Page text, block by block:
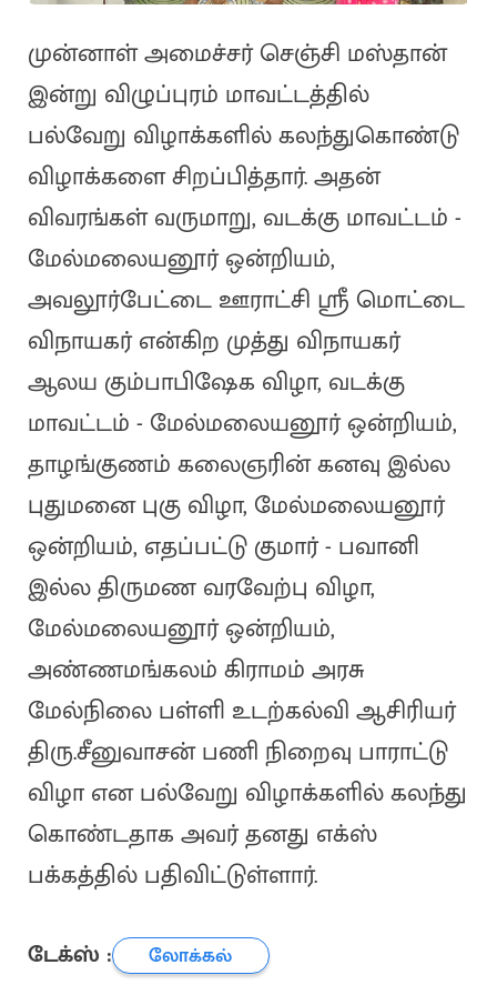
முன்னாள் அமைச்சர் செஞ்சி மஸ்தான்
இன்று விழுப்புரம் மாவட்டத்தில்
பல்வேறு விழாக்களில் கலந்துகொண்டு
விழாக்களை சிறப்பித்தார். அதன்
விவரங்கள் வருமாறு, வடக்கு மாவட்டம் -
மேல்மலையனூர் ஒன்றியம்,
அவலூர்பேட்டை ஊராட்சி ஸ்ரீ மொட்டை
விநாயகர் என்கிற முத்து விநாயகர்
ஆலய கும்பாபிஷேக விழா, வடக்கு
மாவட்டம் - மேல்மலையனூர் ஒன்றியம்,
தாழங்குணம் கலைஞரின் கனவு இல்ல
புதுமனை புகு விழா, மேல்மலையனூர்
ஒன்றியம், எதப்பட்டு குமார் - பவானி
இல்ல திருமண வரவேற்பு விழா,
மேல்மலையனூர் ஒன்றியம்,
அண்ணமங்கலம் கிராமம் அரசு
மேல்நிலை பள்ளி உடற்கல்வி ஆசிரியர்
திரு.சீனுவாசன் பணி நிறைவு பாராட்டு
விழா என பல்வேறு விழாக்களில் கலந்து
கொண்டதாக அவர் தனது எக்ஸ்
பக்கத்தில் பதிவிட்டுள்ளார்.
டேக்ஸ் : லோக்கல்